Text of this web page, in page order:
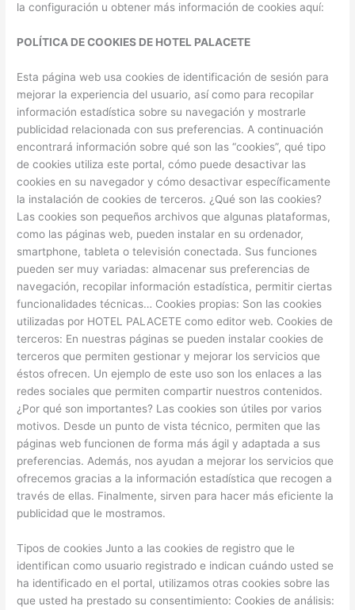
la configuración u obtener más información de cookies aquí:
POLÍTICA DE COOKIES DE HOTEL PALACETE
Esta página web usa cookies de identificación de sesión para
mejorar la experiencia del usuario, así como para recopilar
información estadística sobre su navegación y mostrarle
publicidad relacionada con sus preferencias. A continuación
encontrará información sobre qué son las “cookies”, qué tipo
de cookies utiliza este portal, cómo puede desactivar las
cookies en su navegador y cómo desactivar específicamente
la instalación de cookies de terceros. ¿Qué son las cookies?
Las cookies son pequeños archivos que algunas plataformas,
como las páginas web, pueden instalar en su ordenador,
smartphone, tableta o televisión conectada. Sus funciones
pueden ser muy variadas: almacenar sus preferencias de
navegación, recopilar información estadística, permitir ciertas
funcionalidades técnicas… Cookies propias: Son las cookies
utilizadas por HOTEL PALACETE como editor web. Cookies de
terceros: En nuestras páginas se pueden instalar cookies de
terceros que permiten gestionar y mejorar los servicios que
éstos ofrecen. Un ejemplo de este uso son los enlaces a las
redes sociales que permiten compartir nuestros contenidos.
¿Por qué son importantes? Las cookies son útiles por varios
motivos. Desde un punto de vista técnico, permiten que las
páginas web funcionen de forma más ágil y adaptada a sus
preferencias. Además, nos ayudan a mejorar los servicios que
ofrecemos gracias a la información estadística que recogen a
través de ellas. Finalmente, sirven para hacer más eficiente la
publicidad que le mostramos.
Tipos de cookies Junto a las cookies de registro que le
identifican como usuario registrado e indican cuándo usted se
ha identificado en el portal, utilizamos otras cookies sobre las
que usted ha prestado su consentimiento: Cookies de análisis: